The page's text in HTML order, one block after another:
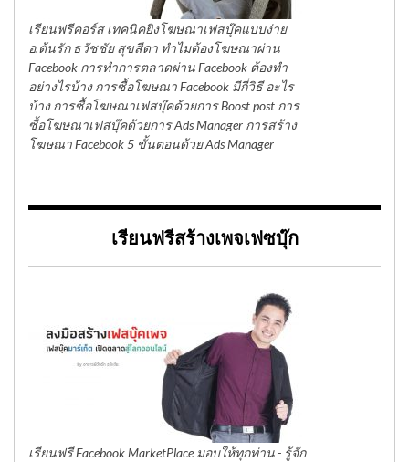
เรียนฟรีคอร์ส เทคนิคยิงโฆษณาเฟสบุ๊คแบบง่าย
อ.ต้นรัก ธวัชชัย สุขสีดา ทำไมต้องโฆษณาผ่าน
Facebook การทำการตลาดผ่าน Facebook ต้องทำ
อย่างไรบ้าง การซื้อโฆษณา Facebook มีกี่วิธี อะไร
บ้าง การซื้อโฆษณาเฟสบุ๊คด้วยการ Boost post การ
ซื้อโฆษณาเฟสบุ๊คด้วยการ Ads Manager การสร้าง
โฆษณา Facebook 5 ขั้นตอนด้วย Ads Manager
เรียนฟรีสร้างเพจเฟซบุ๊ก
เรียนฟรี Facebook MarketPlace มอบให้ทุกท่าน - รู้จัก